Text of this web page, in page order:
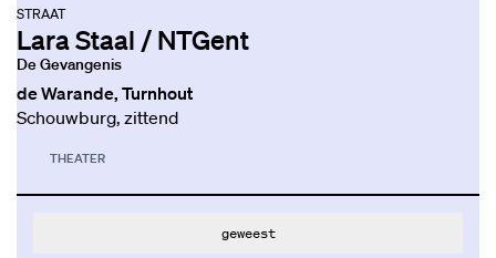
Lara Staal / NTGent
De Gevangenis
STRAAT
de Warande, Turnhout
Schouwburg, zittend
THEATER
geweest